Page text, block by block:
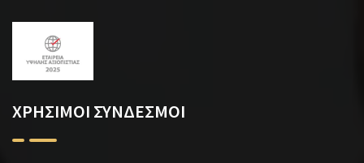
ΧΡΗΣΙΜΟΙ ΣΥΝΔΕΣΜΟΙ